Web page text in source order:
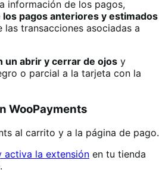
información de los pagos,
los pagos anteriores y estimados
transacciones asociadas a
un abrir y cerrar de ojos y
o parcial a la tarjeta con la
WooPayments
al carrito y a la página de pago.
activa la extensión en tu tienda